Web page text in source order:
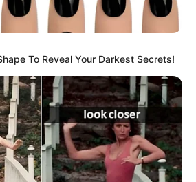
To Reveal Your Darkest Secrets!